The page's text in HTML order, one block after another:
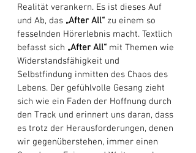
Realität verankern. Es ist dieses Auf
und Ab, das „After All“ zu einem so
fesselnden Hörerlebnis macht. Textlich
befasst sich „After All“ mit Themen wie
Widerstandsfähigkeit und
Selbstfindung inmitten des Chaos des
Lebens. Der gefühlvolle Gesang zieht
sich wie ein Faden der Hoffnung durch
den Track und erinnert uns daran, dass
es trotz der Herausforderungen, denen
wir gegenüberstehen, immer einen